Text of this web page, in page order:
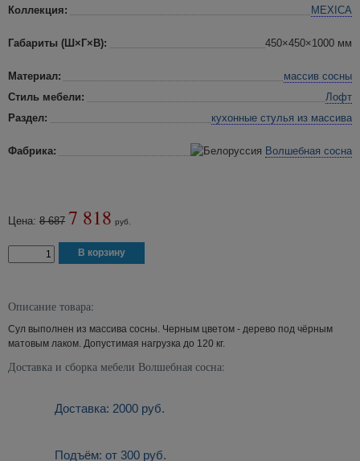
Коллекция: MEXICA
Габариты (Ш×Г×В): 450×450×1000 мм
Материал:
массив сосны
Стиль мебели:
Лофт
Раздел:
кухонные стулья из массива
Фабрика: Волшебная сосна
Цена: 8 687 7 818 руб.
Описание товара:
Сул выполнен из массива сосны. Черным цветом - дерево под чёрным
матовым лаком. Допустимая нагрузка до 120 кг.
Доставка и сборка мебели Волшебная сосна:
Доставка: 2000 руб.
Подъём: от 300 руб.